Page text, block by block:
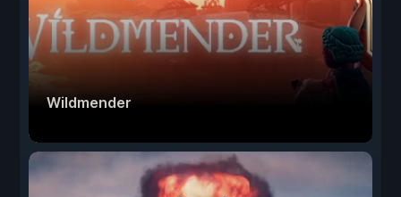
Wildmender